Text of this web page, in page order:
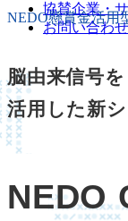
協賛企業・
お問い合わせ
NEDO懸賞金活用
脳由来信号を
活用した新
NEDO